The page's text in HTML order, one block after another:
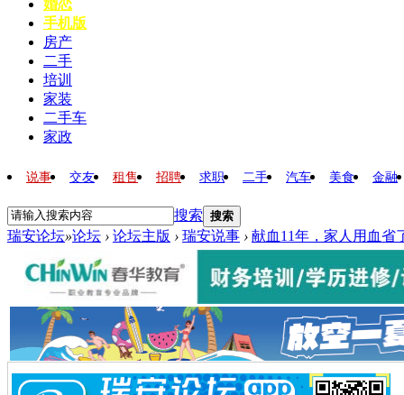
婚恋
手机版
房产
二手
培训
家装
二手车
家政
说事 交友 租售 招聘 求职 二手 汽车 美食 金融
搜索 搜索
瑞安论坛»论坛 › 论坛主版 › 瑞安说事 › 献血11年，家人用血省